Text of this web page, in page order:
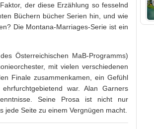
der diese Erzählung so fesselnd
Büchern bücher Serien hin, und wie
Die Montana-Marriages-Serie ist ein
Österreichischen MaB-Programms)
mit vielen verschiedenen
Finale zusammenkamen, ein Gefühl
war. Alan Garners
Seine Prosa ist nicht nur
jede Seite zu einem Vergnügen macht.